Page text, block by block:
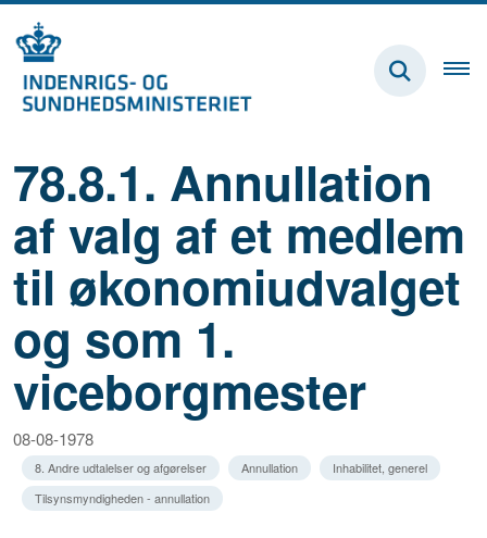
78.8.1. Annullation
af valg af et medlem
til økonomiudvalget
og som 1.
viceborgmester
08-08-1978
8. Andre udtalelser og afgørelser Annullation
Inhabilitet, generel
Tilsynsmyndigheden - annullation